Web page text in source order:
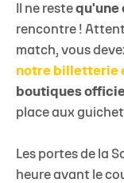
Il ne reste qu'une
rencontre !
match, vous
notre billetterie
boutiques
place aux
Les portes de la
heure avant le